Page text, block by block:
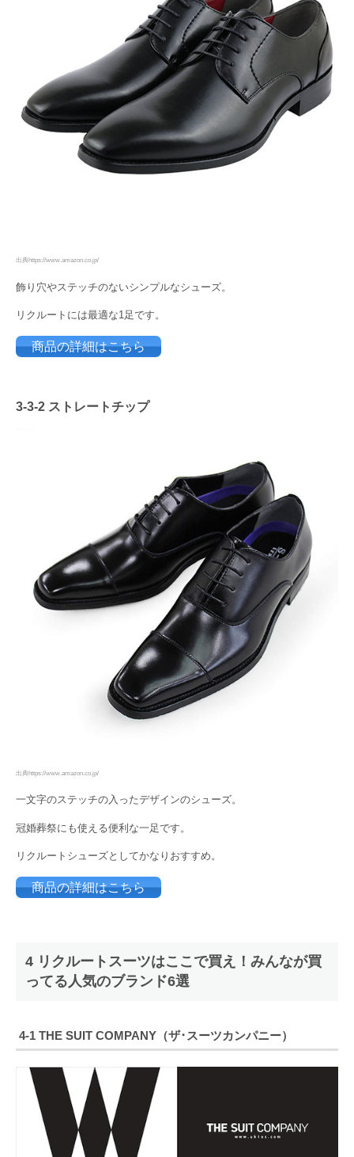
出典https://www.amazon.co.jp/
飾り穴やステッチのないシンプルなシューズ。
リクルートには最適な1足です。
商品の詳細はこちら
3-3-2 ストレートチップ
出典https://www.amazon.co.jp/
一文字のステッチの入ったデザインのシューズ。
冠婚葬祭にも使える便利な一足です。
リクルートシューズとしてかなりおすすめ。
商品の詳細はこちら
4 リクルートスーツはここで買え！みんなが買
ってる人気のブランド6選
4-1 THE SUIT COMPANY（ザ･スーツカンパニー）